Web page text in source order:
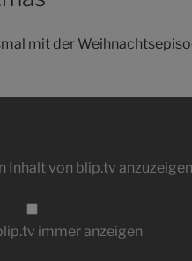
mit der
Inhalt von blip.tv
immer anzeigen